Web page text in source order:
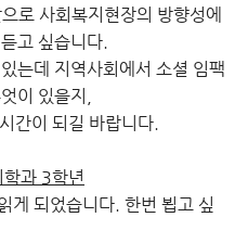
로 사회복지현장의 방향성에
고 싶습니다.
는데 지역사회에서 소셜 임팩
이 있을지,
간이 되길 바랍니다.
과 3학년
게 되었습니다. 한번 뵙고 싶